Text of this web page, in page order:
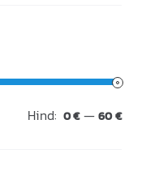
Hind: 0 €—60 €